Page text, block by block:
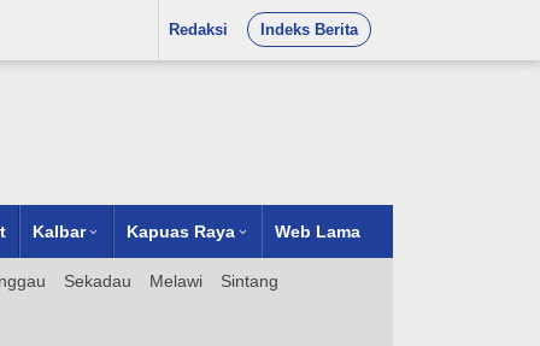
Redaksi Indeks Berita
Kalbar Kapuas Raya Web Lama
Sekadau Melawi Sintang